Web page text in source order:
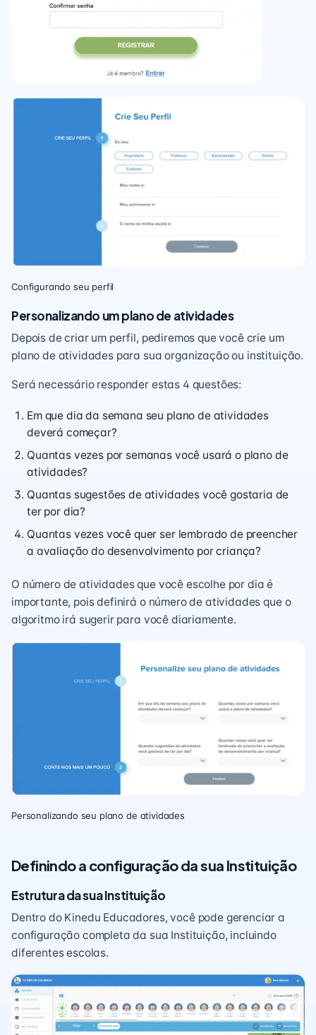
Configurando seu perfil
Personalizando um plano de atividades
Depois de criar um perfil, pediremos que você crie um
plano de atividades para sua organização ou instituição.
Será necessário responder estas 4 questões:
Em que dia da semana seu plano de atividades
deverá começar?
Quantas vezes por semanas você usará o plano de
atividades?
Quantas sugestões de atividades você gostaria de
ter por dia?
Quantas vezes você quer ser lembrado de preencher
a avaliação do desenvolvimento por criança?
O número de atividades que você escolhe por dia é
importante, pois definirá o número de atividades que o
algoritmo irá sugerir para você diariamente.
Personalizando seu plano de atividades
Definindo a configuração da sua Instituição
Estrutura da suaInstituição
Dentro do Kinedu Educadores, você pode gerenciar a
configuração completa da sua Instituição, incluindo
diferentes escolas.